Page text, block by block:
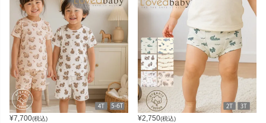
¥7,700(税込) ¥2,750(税込)